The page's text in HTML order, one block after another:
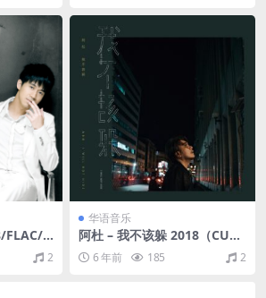
FLAC/E
2
华语音乐
阿杜 – 我不该躲 2018（CUE+
WAV/整轨/654M）
6 年前 185 2